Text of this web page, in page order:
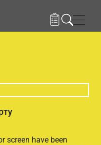
screen have been